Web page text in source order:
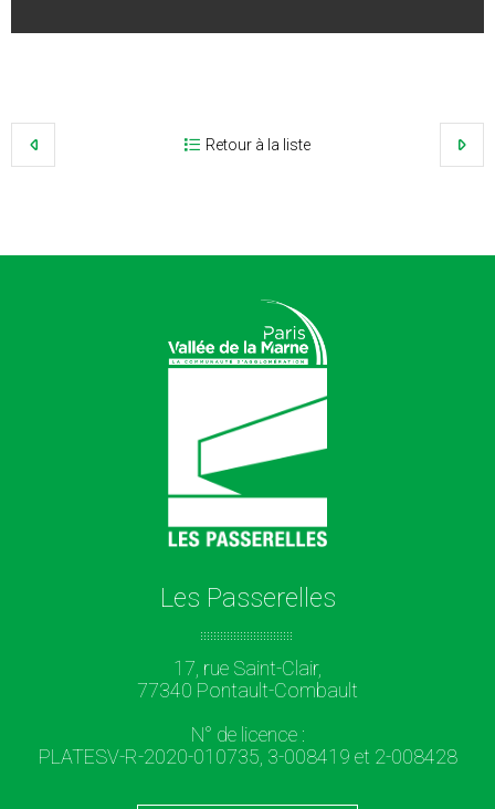
Retour à la liste
Les Passerelles
17, rue Saint-Clair,
77340 Pontault-Combault
N° de licence :
PLATESV-R-2020-010735, 3-008419 et 2-008428